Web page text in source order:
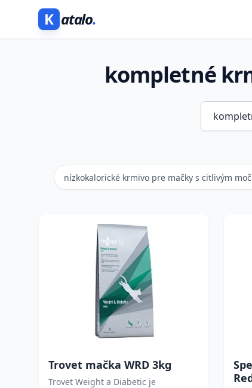
K atalo.
kompletné
nízkokalorické krmivo pre mačky s citlivým
Trovet mačka WRD 3kg
Trovet Weight a Diabetic je